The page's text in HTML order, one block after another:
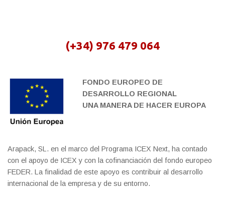
(+34) 976 479 064
FONDO EUROPEO DE
DESARROLLO REGIONAL
UNA MANERA DE HACER EUROPA
Arapack, SL. en el marco del Programa ICEX Next, ha contado
con el apoyo de ICEX y con la cofinanciación del fondo europeo
FEDER. La finalidad de este apoyo es contribuir al desarrollo
internacional de la empresa y de su entorno.